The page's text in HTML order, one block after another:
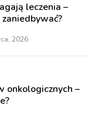
leczenia –
2026
onkologicznych –